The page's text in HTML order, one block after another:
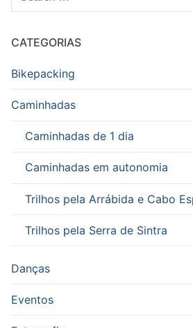
por:
CATEGORIAS
Bikepacking
Caminhadas
Caminhadas de 1 dia
Caminhadas em autonomia
Trilhos pela Arrábida e Cabo
Trilhos pela Serra de Sintra
Danças
Eventos